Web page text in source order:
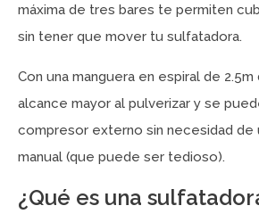
máxima de tres bares te permiten
sin tener que mover tu sulfatadora.
Con una manguera en espiral de
alcance mayor al pulverizar y se
compresor externo sin necesidad de
manual (que puede ser tedioso).
¿Qué es una